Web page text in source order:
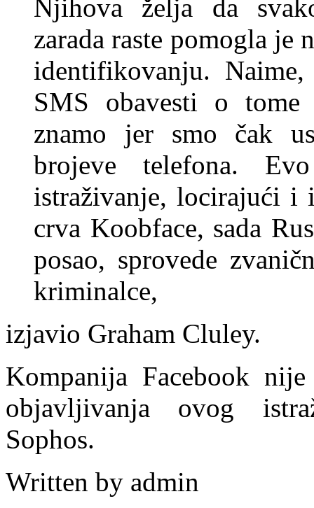
Njihova želja da
zarada raste pomogla je
identifikovanju.
SMS obavesti o
znamo jer smo čak
brojeve telefona.
istraživanje, locirajući i
crva Koobface, sada
posao, sprovede
kriminalce,
izjavio Graham Cluley.
Kompanija Facebook
objavljivanja ovog
Sophos.
Written by admin